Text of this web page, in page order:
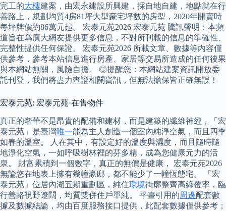
完工的大樓建案，由宏永建設所興建，採自地自建，地點就在行
善路上，規劃均質4房81坪大型豪宅坪數的房型，2020年開賣時
每坪牌價約86萬元起。 宏泰元苑2026 宏泰元苑 騰訊聲明：本頻
道旨在爲廣大網友提供更多信息，不對所刊載的信息的準確性、
完整性提供任何保證。 宏泰元苑2026 所載文章、數據等內容僅
供參考，參考本站信息進行房產、家居等交易所造成的任何後果
與本網站無關，風險自擔。 ◎提醒您：本網站建案資訊開放委
託刊登，我們將盡力查證相關資訊，但無法擔保皆正確無誤！
宏泰元苑: 宏泰元苑·在售物件
真正的奢華不是昂貴的配備和建材，而是建築的纖維神經，「宏
泰元苑」是臺灣唯一能為主人創造一個室內純淨空氣，而且四季
如春的溫室。 人在其中，有設定好的溫度與濕度，而且隨時隨
地淨化空氣，一如呼吸樹林裡的芬多精，成為您健康元力的活
泉。 財富累積到一個數字，真正的無價是健康， 宏泰元苑2026
無論您在地表上擁有幾幢豪邸，都不能少了一幢恆態宅。 「宏
泰元苑」位居內湖五期重劃區，純住環境街廓整齊高綠覆率，臨
行善路視野遼闊，均質雙併住戶單純。 平臺引用的周邊配套數
據及數據結論，均由百度服務接口提供，此配套數據僅供參考；